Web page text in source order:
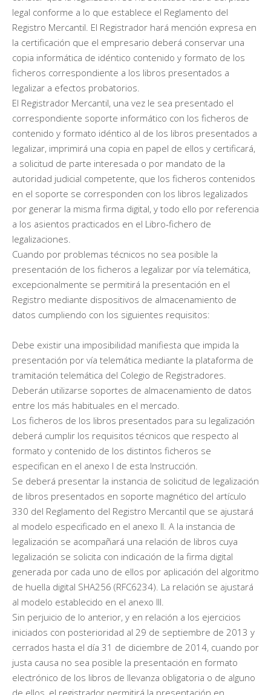
legal conforme a lo que establece el Reglamento del
Registro Mercantil. El Registrador hará mención expresa en
la certificación que el empresario deberá conservar una
copia informática de idéntico contenido y formato de los
ficheros correspondiente a los libros presentados a
legalizar a efectos probatorios.
El Registrador Mercantil, una vez le sea presentado el
correspondiente soporte informático con los ficheros de
contenido y formato idéntico al de los libros presentados a
legalizar, imprimirá una copia en papel de ellos y certificará,
a solicitud de parte interesada o por mandato de la
autoridad judicial competente, que los ficheros contenidos
en el soporte se corresponden con los libros legalizados
por generar la misma firma digital, y todo ello por referencia
a los asientos practicados en el Libro-fichero de
legalizaciones.
Cuando por problemas técnicos no sea posible la
presentación de los ficheros a legalizar por vía telemática,
excepcionalmente se permitirá la presentación en el
Registro mediante dispositivos de almacenamiento de
datos cumpliendo con los siguientes requisitos:
Debe existir una imposibilidad manifiesta que impida la
presentación por vía telemática mediante la plataforma de
tramitación telemática del Colegio de Registradores.
Deberán utilizarse soportes de almacenamiento de datos
entre los más habituales en el mercado.
Los ficheros de los libros presentados para su legalización
deberá cumplir los requisitos técnicos que respecto al
formato y contenido de los distintos ficheros se
especifican en el anexo I de esta Instrucción.
Se deberá presentar la instancia de solicitud de legalización
de libros presentados en soporte magnético del artículo
330 del Reglamento del Registro Mercantil que se ajustará
al modelo especificado en el anexo II. A la instancia de
legalización se acompañará una relación de libros cuya
legalización se solicita con indicación de la firma digital
generada por cada uno de ellos por aplicación del algoritmo
de huella digital SHA256 (RFC6234). La relación se ajustará
al modelo establecido en el anexo III.
Sin perjuicio de lo anterior, y en relación a los ejercicios
iniciados con posterioridad al 29 de septiembre de 2013 y
cerrados hasta el día 31 de diciembre de 2014, cuando por
justa causa no sea posible la presentación en formato
electrónico de los libros de llevanza obligatoria o de alguno
de ellos, el registrador permitirá la presentación en